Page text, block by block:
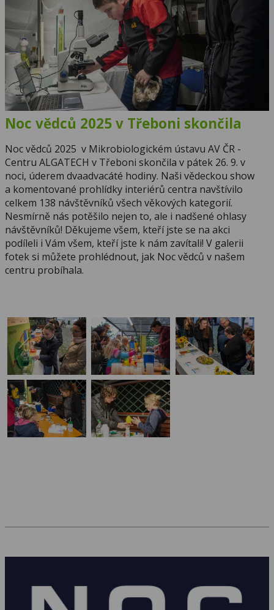
Noc vědců 2025 v Třeboni skončila
Noc vědců 2025 v Mikrobiologickém ústavu AV ČR -
Centru ALGATECH v Třeboni skončila v pátek 26. 9. v
noci, úderem dvaadvacáté hodiny. Naši vědeckou show
a komentované prohlídky interiérů centra navštívilo
celkem 138 návštěvníků všech věkových kategorií.
Nesmírně nás potěšilo nejen to, ale i nadšené ohlasy
návštěvníků! Děkujeme všem, kteří jste se na akci
podíleli i Vám všem, kteří jste k nám zavítali! V galerii
fotek si můžete prohlédnout, jak Noc vědců v našem
centru probíhala.